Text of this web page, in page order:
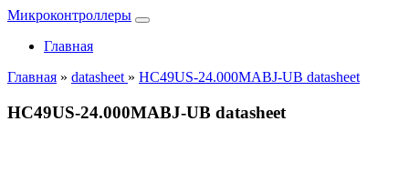
Микроконтроллеры
Главная
Главная » datasheet » HC49US-24.000MABJ-UB datasheet
HC49US-24.000MABJ-UB datasheet